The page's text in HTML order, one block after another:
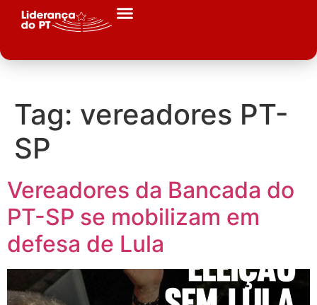
Tag: vereadores PT-
SP
Vereadores da Bancada do
PT-SP se mobilizam em
defesa de Lula